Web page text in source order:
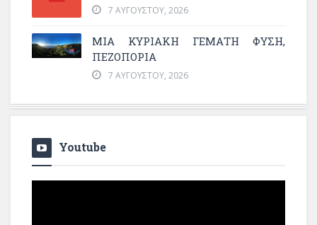
7 ΑΥΓΟΎΣΤΟΥ, 2026
ΜΙΑ ΚΥΡΙΑΚΉ ΓΕΜΆΤΗ ΦΎΣΗ,
ΠΕΖΟΠΟΡΊΑ
7 ΑΥΓΟΎΣΤΟΥ, 2026
Youtube